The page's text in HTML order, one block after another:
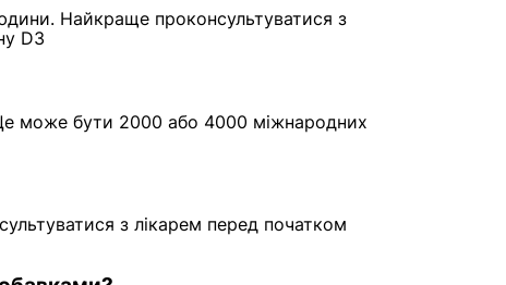
Найкраще проконсультуватися з
D3
Це може бути 2000 або 4000 міжнародних
з лікарем перед початком